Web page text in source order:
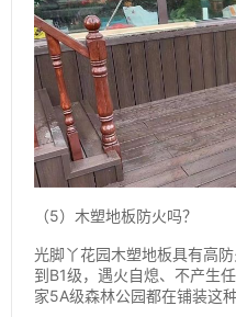
（5）木塑地板防火吗？
光脚丫花园木塑地板具有高
到B1级，遇火自熄、不产生
家5A级森林公园都在铺装这种